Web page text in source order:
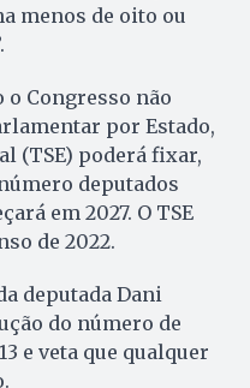
menos de oito ou
o Congresso não
por Estado,
(TSE) poderá fixar,
deputados
em 2027. O TSE
de 2022.
deputada Dani
do número de
e veta que qualquer